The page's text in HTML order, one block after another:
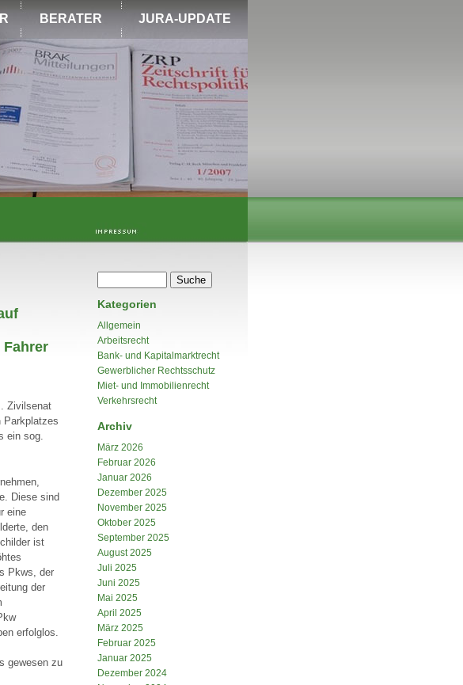
BERATER JURA-UPDATE
Zivilsenat
Parkplatzes
ein sog.
Diese sind
eine
den
ist
Pkws, der
der
erfolglos.
gewesen zu
Kategorien
Allgemein
Arbeitsrecht
Bank- und Kapitalmarktrecht
Gewerblicher Rechtsschutz
Miet- und Immobilienrecht
Verkehrsrecht
Archiv
März 2026
Februar 2026
Januar 2026
Dezember 2025
November 2025
Oktober 2025
September 2025
August 2025
Juli 2025
Juni 2025
Mai 2025
April 2025
März 2025
Februar 2025
Januar 2025
Dezember 2024